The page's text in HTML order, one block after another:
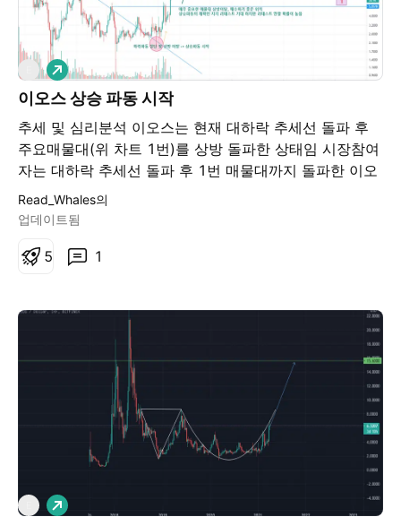
이오스 상승 파동 시작
추세 및 심리분석 이오스는 현재 대하락 추세선 돌파 후
주요매물대(위 차트 1번)를 상방 돌파한 상태임 시장참여
자는 대하락 추세선 돌파 후 1번 매물대까지 돌파한 이오
스를 보고 한 번 더 상승 추세에 대해서 더 강하게 확신함
매수를 할 확률이 매우 높음 차트 보는법 1번, 2번은 주요
주요매물대를 상방돌파 한 상태임 목표가 화살표의 움직
매물대를 강하게 일봉 종가 이상 하방돌파 하거나 주봉 음
봉 종가로 마감한 경우 미련없이 손절 (그 아래 시간 봉에
대해서는 신경쓰지 말것)
롱
Read_Whales의
업데이트됨
1
5
롱